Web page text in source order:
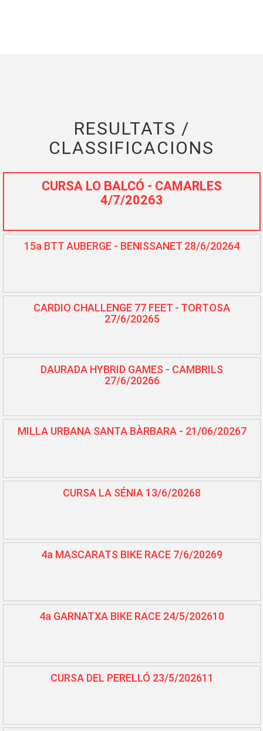
RESULTATS /
CLASSIFICACIONS
CURSA LO BALCÓ - CAMARLES
4/7/20263
15a BTT AUBERGE - BENISSANET 28/6/20264
CARDIO CHALLENGE 77 FEET - TORTOSA
27/6/20265
DAURADA HYBRID GAMES - CAMBRILS
27/6/20266
MILLA URBANA SANTA BÀRBARA - 21/06/20267
CURSA LA SÉNIA 13/6/20268
4a MASCARATS BIKE RACE 7/6/20269
4a GARNATXA BIKE RACE 24/5/202610
CURSA DEL PERELLÓ 23/5/202611